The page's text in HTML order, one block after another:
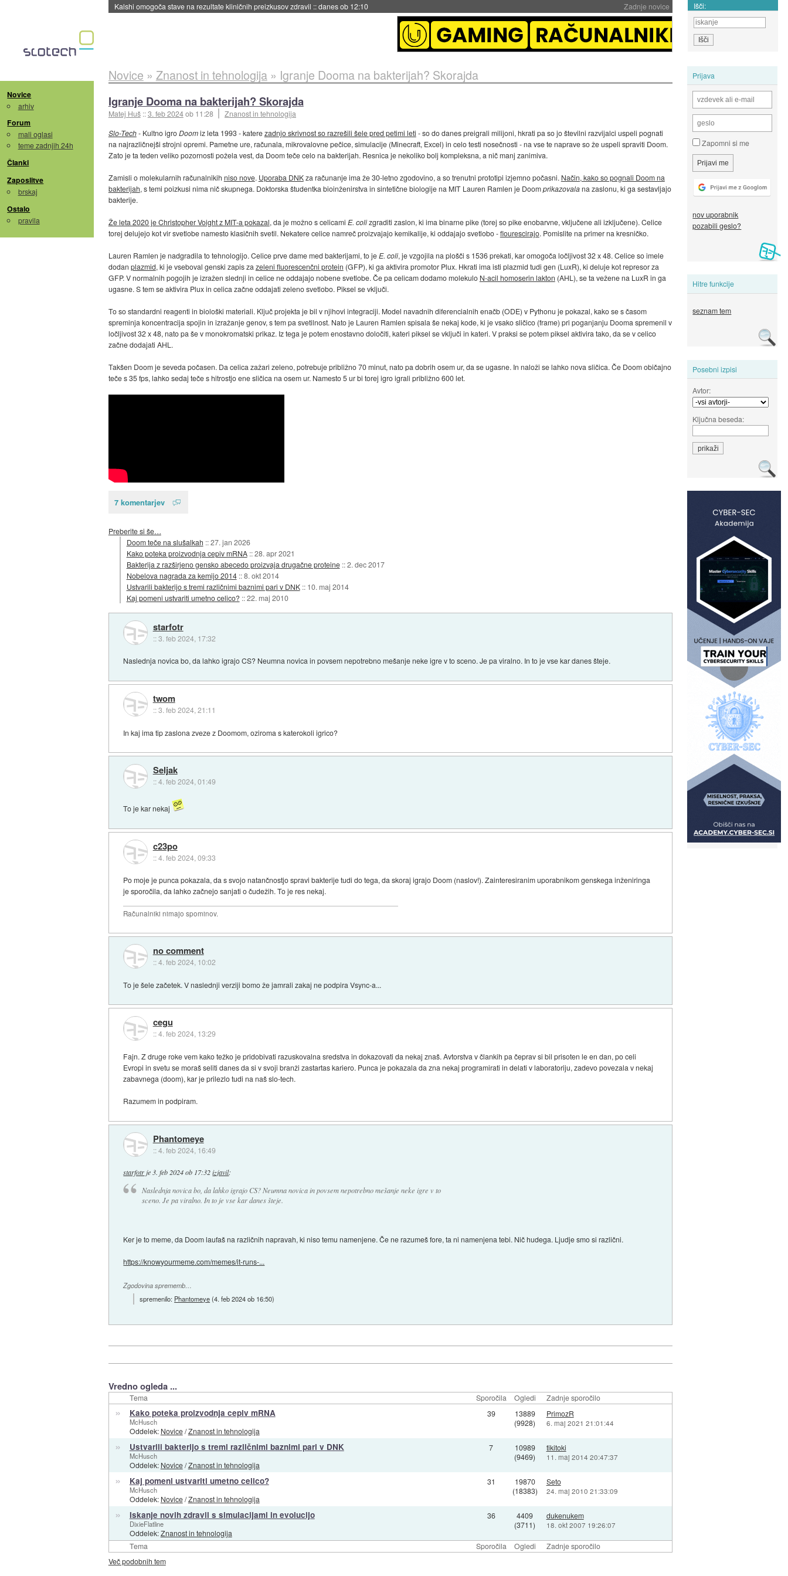
Zadnje novice
Kalshi omogoča stave na rezultate kliničnih preizkusov zdravil ::danes ob 12:10 Išči:
Novice
arhiv
Forum
mali oglasi
teme zadnjih 24h
Članki
Zaposlitve
brskaj
Ostalo
pravila
Prijava
Zapomni si me
nov uporabnik
pozabili geslo?
Hitre funkcije
seznam tem
Posebni izpisi
Avtor:
Ključna beseda:
Novice » Znanost in tehnologija» Igranje Dooma na bakterijah? Skorajda
Igranje Dooma na bakterijah? Skorajda
Matej Huš ::3. feb 2024ob 11:28
Znanost in tehnologija
Slo-Tech- Kultno igroDoomiz leta 1993 - katerezadnjo skrivnost so razrešili šele pred petimi leti - so do danes preigrali milijoni, hkrati pa so jo številni razvijalci uspeli pognati
na najrazličnejši strojni opremi. Pametne ure, računala, mikrovalovne pečice, simulacije (Minecraft, Excel) in celo testi nosečnosti - na vse te naprave so že uspeli spraviti Doom.
Zato je ta teden veliko pozornosti požela vest, da Doom teče celo na bakterijah. Resnica je nekoliko bolj kompleksna, a nič manj zanimiva.
Zamisli o molekularnih računalnikih niso nove. Uporaba DNKza računanje ima že 30-letno zgodovino, a so trenutni prototipi izjemno počasni. Način, kako so pognali Doom na
bakterijah, s temi poizkusi nima nič skupnega. Doktorska študentka bioinženirstva in sintetične biologije na MIT Lauren Ramlen je Doomprikazovalana zaslonu, ki ga sestavljajo
bakterije.
Že leta 2020 je Christopher Voight z MIT-a pokazal, da je možno s celicami E. colizgraditi zaslon, ki ima binarne pike (torej so pike enobarvne, vključene ali izključene). Celice
torej delujejo kot vir svetlobe namesto klasičnih svetil. Nekatere celice namreč proizvajajo kemikalije, ki oddajajo svetlobo -flourescirajo. Pomislite na primer na kresničko.
Lauren Ramlen je nadgradila to tehnologijo. Celice prve dame med bakterijami, to jeE. coli, je vzgojila na plošči s 1536 prekati, kar omogoča ločljivost 32 x 48. Celice so imele
dodan plazmid, ki je vseboval genski zapis za zeleni fluorescenčni protein (GFP), ki ga aktivira promotor Plux. Hkrati ima isti plazmid tudi gen (LuxR), ki deluje kot represor za
GFP. V normalnih pogojih je izražen slednji in celice ne oddajajo nobene svetlobe. Če pa celicam dodamo molekulo N-acil homoserin lakton (AHL), se ta vežene na LuxR in ga
ugasne. S tem se aktivira Plux in celica začne oddajati zeleno svetlobo. Piksel se vključi.
To so standardni reagenti in biološki materiali. Ključ projekta je bil v njihovi integraciji. Model navadnih diferencialnih enačb (ODE) v Pythonu je pokazal, kako se s časom
spreminja koncentracija spojin in izražanje genov, s tem pa svetilnost. Nato je Lauren Ramlen spisala še nekaj kode, ki je vsako sličico (frame) pri poganjanju Dooma spremenil v
ločljivost 32 x 48, nato pa še v monokromatski prikaz. Iz tega je potem enostavno določiti, kateri piksel se vključi in kateri. V praksi se potem piksel aktivira tako, da se v celico
začne dodajati AHL.
Takšen Doom je seveda počasen. Da celica zažari zeleno, potrebuje približno 70 minut, nato pa dobrih osem ur, da se ugasne. In naloži se lahko nova sličica. Če Doom običajno
teče s 35 fps, lahko sedaj teče s hitrostjo ene sličica na osem ur. Namesto 5 ur bi torej igro igrali približno 600 let.
7 komentarjev
Preberite si še…
Doom teče na slušalkah ::27. jan 2026
Kako poteka proizvodnja cepiv mRNA ::28. apr 2021
Bakterija z razširjeno gensko abecedo proizvaja drugačne proteine ::2. dec 2017
Nobelova nagrada za kemijo 2014 ::8. okt 2014
Ustvarili bakterijo s tremi različnimi baznimi pari v DNK :: 10. maj 2014
Kaj pomeni ustvariti umetno celico? ::22. maj 2010
starfotr
::3. feb 2024, 17:32
Naslednja novica bo, da lahko igrajo CS? Neumna novica in povsem nepotrebno mešanje neke igre v to sceno. Je pa viralno. In to je vse kar danes šteje.
twom
::3. feb 2024, 21:11
In kaj ima tip zaslona zveze z Doomom, oziroma s katerokoli igrico?
Seljak
::4. feb 2024, 01:49
To je kar nekaj
c23po
::4. feb 2024, 09:33
Po moje je punca pokazala, da s svojo natančnostjo spravi bakterije tudi do tega, da skoraj igrajo Doom (naslov!). Zainteresiranim uporabnikom genskega inženiringa
je sporočila, da lahko začnejo sanjati o čudežih. To je res nekaj.
Računalniki nimajo spominov.
no comment
::4. feb 2024, 10:02
To je šele začetek. V naslednji verziji bomo že jamrali zakaj ne podpira Vsync-a...
cegu
::4. feb 2024, 13:29
Fajn. Z druge roke vem kako težko je pridobivati razuskovalna sredstva in dokazovati da nekaj znaš. Avtorstva v člankih pa čeprav si bil prisoten le en dan, po celi
Evropi in svetu se moraš seliti danes da si v svoji branži zastartas kariero. Punca je pokazala da zna nekaj programirati in delati v laboratoriju, zadevo povezala v nekaj
zabavnega (doom), kar je prilezlo tudi na naš slo-tech.
Razumem in podpiram.
Phantomeye
::4. feb 2024, 16:49
starfotrje3. feb 2024 ob 17:32 izjavil:
Naslednja novica bo, da lahko igrajo CS? Neumna novica in povsem nepotrebno mešanje neke igre v to
sceno. Je pa viralno. In to je vse kar danes šteje.
Ker je to meme, da Doom laufaš na različnih napravah, ki niso temu namenjene. Če ne razumeš fore, ta ni namenjena tebi. Nič hudega. Ljudje smo si različni.
https://knowyourmeme.com/memes/it-runs-...
Zgodovina sprememb…
spremenilo: Phantomeye(4. feb 2024 ob 16:50)
Vredno ogleda ...
Tema Sporočila Ogledi Zadnje sporočilo
Tema Sporočila Ogledi Zadnje sporočilo
» Kako poteka proizvodnja cepiv mRNA
McHusch
Oddelek: Novice/Znanost in tehnologija
39
13889
(9928)
PrimozR
6. maj 2021 21:01:44
» Ustvarili bakterijo s tremi različnimi baznimi pari v DNK
McHusch
Oddelek: Novice/Znanost in tehnologija
7
10989
(9469)
tikitoki
11. maj 2014 20:47:37
» Kaj pomeni ustvariti umetno celico?
McHusch
Oddelek: Novice/Znanost in tehnologija
31
19870
(18383)
Seto
24. maj 2010 21:33:09
» Iskanje novih zdravil s simulacijami in evolucijo
DixieFlatline
Oddelek:Znanost in tehnologija
36
4409
(3711)
dukenukem
18. okt 2007 19:26:07
Več podobnih tem